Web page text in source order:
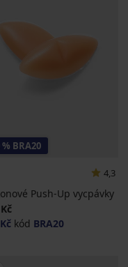
% BRA20
4,3
Push-Up vycpávky
kód BRA20